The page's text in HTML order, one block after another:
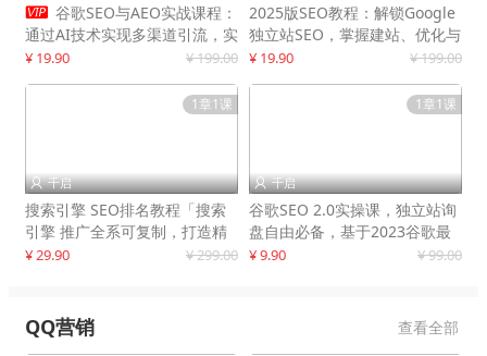
 谷歌SEO与AEO实战课程：
通过AI技术实现多渠道引流，实
现网站流量增长300%
¥ 19.90 ¥ 199.00
2025版SEO教程：解锁Google
独立站SEO，掌握建站、优化与
变现技巧
¥ 19.90 ¥ 199.00
1章1课
 千启
搜索引擎 SEO排名教程「搜索
引擎 推广全系可复制，打造精
准被动流量系统
¥ 29.90 ¥ 299.00
1章1课
 千启
谷歌SEO 2.0实操课，独立站询
盘自由必备，基于2023谷歌最
新算法录制
¥ 9.90 ¥ 99.00
QQ营销 查看全部